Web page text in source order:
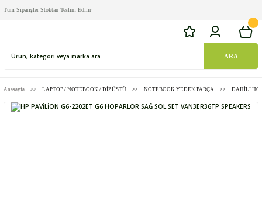
Tüm Siparişler Stoktan Teslim Edilir
ARA
Anasayfa LAPTOP / NOTEBOOK / DİZÜSTÜ NOTEBOOK YEDEK PARÇA DAHİLİ